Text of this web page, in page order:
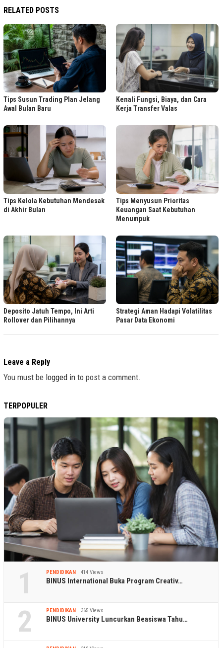
RELATED POSTS
Tips Susun Trading Plan Jelang
Awal Bulan Baru
Kenali Fungsi, Biaya, dan Cara
Kerja Transfer Valas
Tips Kelola Kebutuhan Mendesak
di Akhir Bulan
Tips Menyusun Prioritas
Keuangan Saat Kebutuhan
Menumpuk
Deposito Jatuh Tempo, Ini Arti
Rollover dan Pilihannya
Strategi Aman Hadapi Volatilitas
Pasar Data Ekonomi
Leave a Reply
You must be logged in to post a comment.
TERPOPULER
1 PENDIDIKAN 414 Views
BINUS International Buka Program Creativ…
2 PENDIDIKAN 365 Views
BINUS University Luncurkan Beasiswa Tahu…